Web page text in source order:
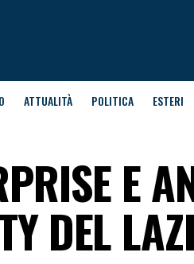
ATTUALITÀ POLITICA ESTERI
E
DEL